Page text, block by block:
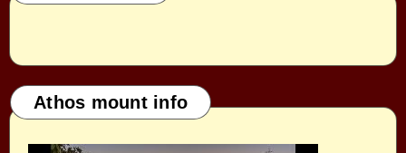
Athos mount info